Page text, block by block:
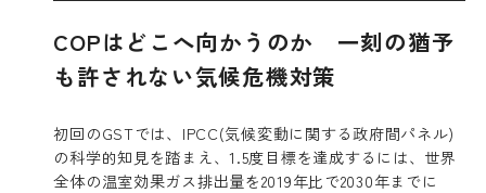
COPはどこへ向かうのか 一刻の猶予
も許されない気候危機対策
初回のGSTでは、IPCC(気候変動に関する政府間パネル)
の科学的知見を踏まえ、1.5度目標を達成するには、世界
全体の温室効果ガス排出量を2019年比で2030年までに